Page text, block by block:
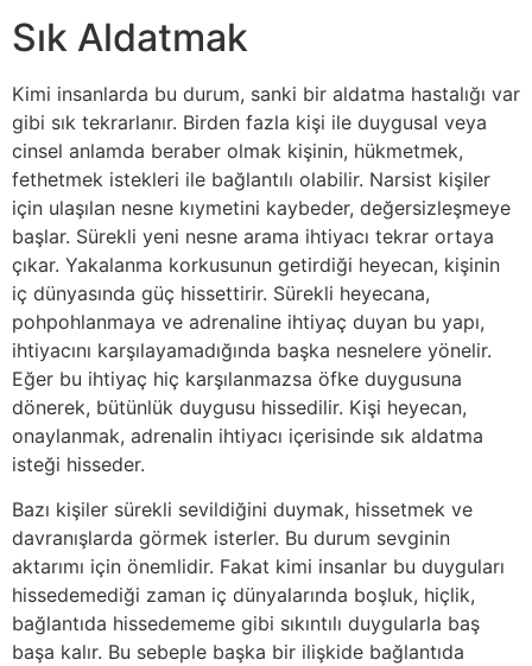
Sık Aldatmak
Kimi insanlarda bu durum, sanki bir aldatma hastalığı var
gibi sık tekrarlanır. Birden fazla kişi ile duygusal veya
cinsel anlamda beraber olmak kişinin, hükmetmek,
fethetmek istekleri ile bağlantılı olabilir. Narsist kişiler
için ulaşılan nesne kıymetini kaybeder, değersizleşmeye
başlar. Sürekli yeni nesne arama ihtiyacı tekrar ortaya
çıkar. Yakalanma korkusunun getirdiği heyecan, kişinin
iç dünyasında güç hissettirir. Sürekli heyecana,
pohpohlanmaya ve adrenaline ihtiyaç duyan bu yapı,
ihtiyacını karşılayamadığında başka nesnelere yönelir.
Eğer bu ihtiyaç hiç karşılanmazsa öfke duygusuna
dönerek, bütünlük duygusu hissedilir. Kişi heyecan,
onaylanmak, adrenalin ihtiyacı içerisinde sık aldatma
isteği hisseder.
Bazı kişiler sürekli sevildiğini duymak, hissetmek ve
davranışlarda görmek isterler. Bu durum sevginin
aktarımı için önemlidir. Fakat kimi insanlar bu duyguları
hissedemediği zaman iç dünyalarında boşluk, hiçlik,
bağlantıda hissedememe gibi sıkıntılı duygularla baş
başa kalır. Bu sebeple başka bir ilişkide bağlantıda